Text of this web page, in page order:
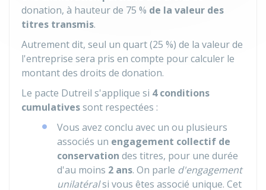
donation, à hauteur de 75 % de la valeur des
titres transmis.
Autrement dit, seul un quart (25 %) de la valeur de
l'entreprise sera pris en compte pour calculer le
montant des droits de donation.
Le pacte Dutreil s'applique si 4 conditions
cumulativessont respectées :
Vous avez conclu avec un ou plusieurs
associés un engagement collectif de
conservation des titres, pour une durée
d'au moins 2 ans. On parle d'engagement
unilatéralsi vous êtes associé unique. Cet